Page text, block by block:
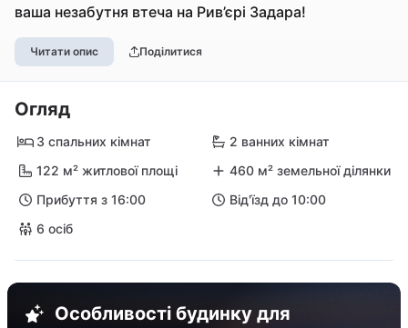
ваша незабутня втеча на Рив’єрі Задара!
Читати опис Поділитися
Огляд
3 спальних кімнат
2 ванних кімнат
122 м² житлової площі
460 м² земельної ділянки
Прибуття з 16:00
Від'їзд до 10:00
6 осіб
Особливості будинку для